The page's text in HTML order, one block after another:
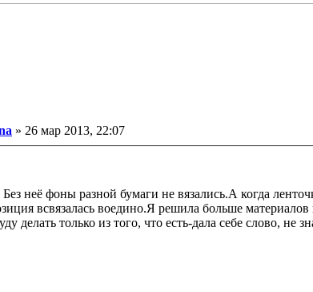
» 26 мар 2013, 22:07
неё фоны разной бумаги не вязались.А когда
всвязалась воедино.Я решила больше материалов
только из того, что есть-дала себе слово, не